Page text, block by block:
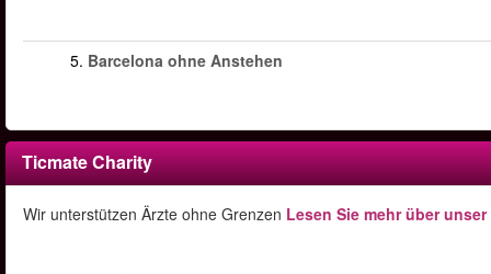
5. Barcelona ohne Anstehen
Ticmate Charity
Wir unterstützen Ärzte ohne Grenzen Lesen Sie mehr über